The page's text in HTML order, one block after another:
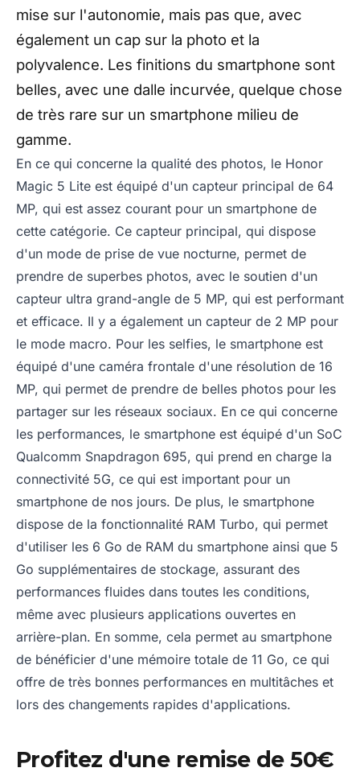
mise sur l'autonomie, mais pas que, avec
également un cap sur la photo et la
polyvalence. Les finitions du smartphone sont
belles, avec une dalle incurvée, quelque chose
de très rare sur un smartphone milieu de
gamme.
En ce qui concerne la qualité des photos, le Honor
Magic 5 Lite est équipé d'un capteur principal de 64
MP, qui est assez courant pour un smartphone de
cette catégorie. Ce capteur principal, qui dispose
d'un mode de prise de vue nocturne, permet de
prendre de superbes photos, avec le soutien d'un
capteur ultra grand-angle de 5 MP, qui est performant
et efficace. Il y a également un capteur de 2 MP pour
le mode macro. Pour les selfies, le smartphone est
équipé d'une caméra frontale d'une résolution de 16
MP, qui permet de prendre de belles photos pour les
partager sur les réseaux sociaux. En ce qui concerne
les performances, le smartphone est équipé d'un SoC
Qualcomm Snapdragon 695, qui prend en charge la
connectivité 5G, ce qui est important pour un
smartphone de nos jours. De plus, le smartphone
dispose de la fonctionnalité RAM Turbo, qui permet
d'utiliser les 6 Go de RAM du smartphone ainsi que 5
Go supplémentaires de stockage, assurant des
performances fluides dans toutes les conditions,
même avec plusieurs applications ouvertes en
arrière-plan. En somme, cela permet au smartphone
de bénéficier d'une mémoire totale de 11 Go, ce qui
offre de très bonnes performances en multitâches et
lors des changements rapides d'applications.
Profitez d'une remise de 50€